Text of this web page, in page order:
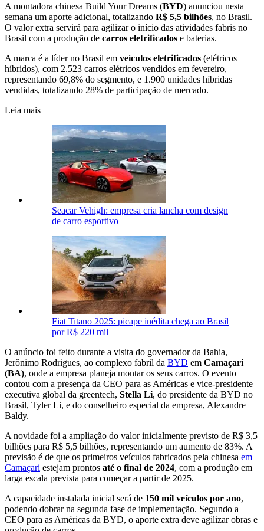
A montadora chinesa Build Your Dreams (BYD) anunciou nesta
semana um aporte adicional, totalizando R$ 5,5 bilhões, no Brasil.
O valor extra servirá para agilizar o início das atividades fabris no
Brasil com a produção de carros eletrificados e baterias.
A marca é a líder no Brasil em veículos eletrificados (elétricos +
híbridos), com 2.523 carros elétricos vendidos em fevereiro,
representando 69,8% do segmento, e 1.900 unidades híbridas
vendidas, totalizando 28% de participação de mercado.
Leia mais
Seacar Vehigh: empresa cria lancha com design
de carro esportivo
Fiat Titano 2025: picape inédita chega ao Brasil
por R$ 220 mil
O anúncio foi feito durante a visita do governador da Bahia,
Jerônimo Rodrigues, ao complexo fabril da BYD em Camaçari
(BA), onde a empresa planeja montar os seus carros. O evento
contou com a presença da CEO para as Américas e vice-presidente
executiva global da greentech, Stella Li, do presidente da BYD no
Brasil, Tyler Li, e do conselheiro especial da empresa, Alexandre
Baldy.
A novidade foi a ampliação do valor inicialmente previsto de R$ 3,5
bilhões para R$ 5,5 bilhões, representando um aumento de 83%. A
previsão é de que os primeiros veículos fabricados pela chinesa em
Camaçari estejam prontos até o final de 2024, com a produção em
larga escala prevista para começar a partir de 2025.
A capacidade instalada inicial será de 150 mil veículos por ano,
podendo dobrar na segunda fase de implementação. Segundo a
CEO para as Américas da BYD, o aporte extra deve agilizar obras e